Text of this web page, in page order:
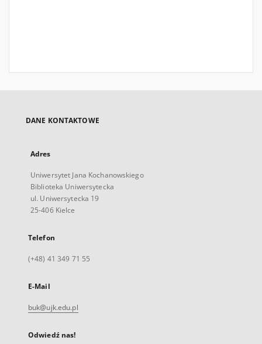
DANE KONTAKTOWE
Adres
Uniwersytet Jana Kochanowskiego
Biblioteka Uniwersytecka
ul. Uniwersytecka 19
25-406 Kielce
Telefon
(+48) 41 349 71 55
E-Mail
buk@ujk.edu.pl
Odwiedź nas!